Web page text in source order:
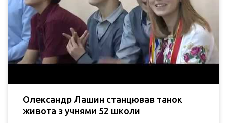
Олександр Лашин станцював танок
живота з учнями 52 школи